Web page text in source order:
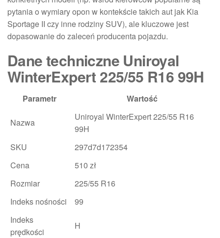
pytania o wymiary opon w kontekście takich aut jak Kia
Sportage II czy inne rodziny SUV), ale kluczowe jest
dopasowanie do zaleceń producenta pojazdu.
Dane techniczne Uniroyal
WinterExpert 225/55 R16 99H
Parametr Wartość
Nazwa
Uniroyal WinterExpert 225/55 R16
99H
SKU
297d7d172354
Cena
510 zł
Rozmiar
225/55 R16
Indeks nośności
99
Indeks
prędkości
H